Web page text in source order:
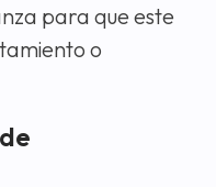
para que este
o